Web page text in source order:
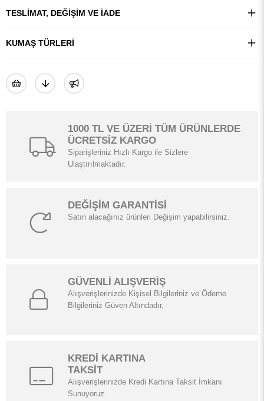
TESLIMAT, DEĞIŞIM VE İADE
KUMAŞ TÜRLERI
1000 TL VE ÜZERİ TÜM ÜRÜNLERDE
ÜCRETSİZ KARGO
Siparişleriniz Hızlı Kargo ile Sizlere
Ulaştırılmaktadır.
DEĞİŞİM GARANTİSİ
Satın alacağınız ürünleri Değişim yapabilirsiniz.
GÜVENLİ ALIŞVERİŞ
Alışverişlerinizde Kişisel Bilgileriniz ve Ödeme
Bilgileriniz Güven Altındadır.
KREDİ KARTINA
TAKSİT
Alışverişlerinizde Kredi Kartına Taksit İmkanı
Sunuyoruz.